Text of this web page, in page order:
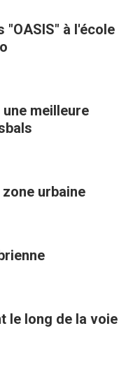
"OASIS" à l'école
meilleure
urbaine
le long de la voie